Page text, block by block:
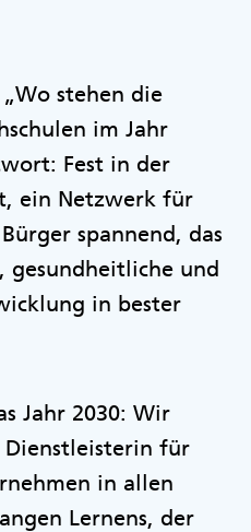
stehen die
im Jahr
Fest in der
ein Netzwerk für
spannend, das
gesundheitliche und
in bester
Jahr 2030: Wir
für
in allen
Lernens, der